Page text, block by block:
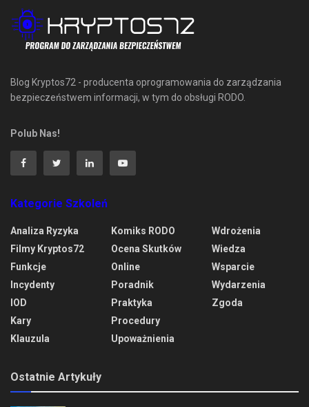
Blog Kryptos72 - producenta oprogramowania do zarządzania
bezpieczeństwem informacji, w tym do obsługi RODO.
Polub Nas!
Kategorie Szkoleń
Analiza Ryzyka
Filmy Kryptos72
Funkcje
Incydenty
IOD
Kary
Klauzula
Komiks RODO
Ocena Skutków
Online
Poradnik
Praktyka
Procedury
Upoważnienia
Wdrożenia
Wiedza
Wsparcie
Wydarzenia
Zgoda
Ostatnie Artykuły